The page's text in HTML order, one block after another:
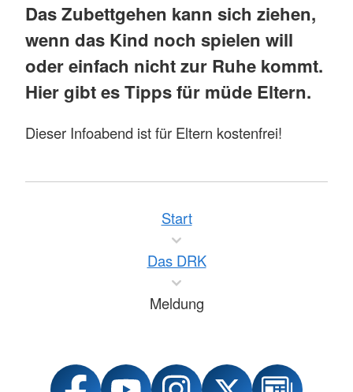
Das Zubettgehen kann sich ziehen,
wenn das Kind noch spielen will
oder einfach nicht zur Ruhe kommt.
Hier gibt es Tipps für müde Eltern.
Dieser Infoabend ist für Eltern kostenfrei!
Start
Das DRK
Meldung